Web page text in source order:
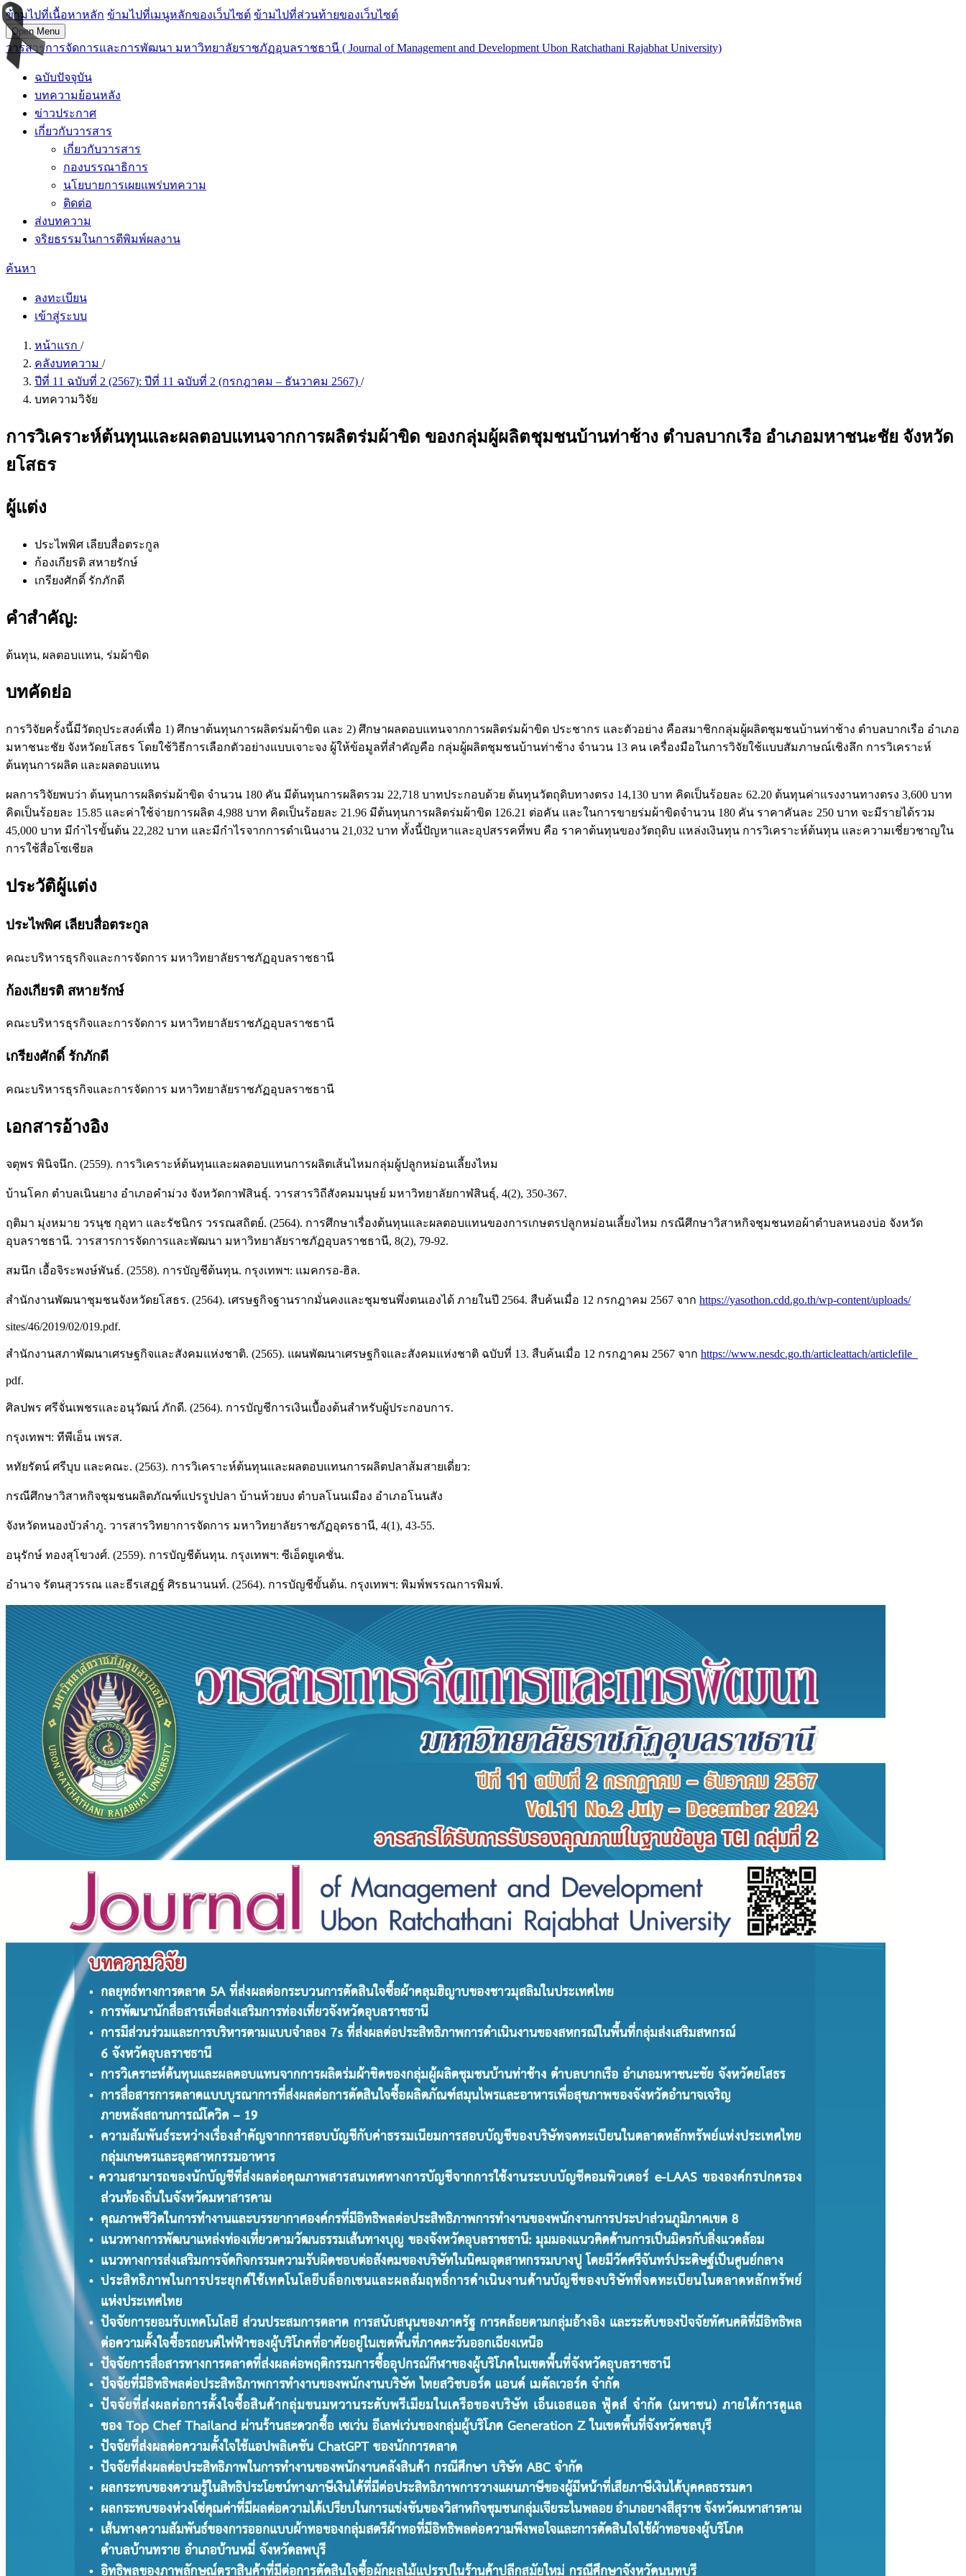
ข้ามไปที่เนื้อหาหลัก ข้ามไปที่เมนูหลักของเว็บไซต์ ข้ามไปที่ส่วนท้ายของเว็บไซต์
Open Menu
วารสารการจัดการและการพัฒนา มหาวิทยาลัยราชภัฏอุบลราชธานี ( Journal of Management and Development Ubon Ratchathani Rajabhat University)
ฉบับปัจจุบัน
บทความย้อนหลัง
ข่าวประกาศ
เกี่ยวกับวารสาร
เกี่ยวกับวารสาร
กองบรรณาธิการ
นโยบายการเผยแพร่บทความ
ติดต่อ
ส่งบทความ
จริยธรรมในการตีพิมพ์ผลงาน
ค้นหา
ลงทะเบียน
เข้าสู่ระบบ
หน้าแรก /
คลังบทความ /
ปีที่ 11 ฉบับที่ 2 (2567): ปีที่ 11 ฉบับที่ 2 (กรกฎาคม – ธันวาคม 2567) /
บทความวิจัย
การวิเคราะห์ต้นทุนและผลตอบแทนจากการผลิตร่มผ้าขิด ของกลุ่มผู้ผลิตชุมชนบ้านท่าช้าง ตำบลบากเรือ อำเภอมหาชนะชัย จังหวัด
ยโสธร
ผู้แต่ง
ประไพพิศ เลียบสื่อตระกูล
ก้องเกียรติ สหายรักษ์
เกรียงศักดิ์ รักภักดี
คำสำคัญ:
ต้นทุน, ผลตอบแทน, ร่มผ้าขิด
บทคัดย่อ
การวิจัยครั้งนี้มีวัตถุประสงค์เพื่อ 1) ศึกษาต้นทุนการผลิตร่มผ้าขิด และ 2) ศึกษาผลตอบแทนจากการผลิตร่มผ้าขิด ประชากร และตัวอย่าง คือสมาชิกกลุ่มผู้ผลิตชุมชนบ้านท่าช้าง ตำบลบากเรือ อำเภอ
มหาชนะชัย จังหวัดยโสธร โดยใช้วิธีการเลือกตัวอย่างแบบเจาะจง ผู้ให้ข้อมูลที่สำคัญคือ กลุ่มผู้ผลิตชุมชนบ้านท่าช้าง จำนวน 13 คน เครื่องมือในการวิจัยใช้แบบสัมภาษณ์เชิงลึก การวิเคราะห์
ต้นทุนการผลิต และผลตอบแทน
ผลการวิจัยพบว่า ต้นทุนการผลิตร่มผ้าขิด จำนวน 180 คัน มีต้นทุนการผลิตรวม 22,718 บาทประกอบด้วย ต้นทุนวัตถุดิบทางตรง 14,130 บาท คิดเป็นร้อยละ 62.20 ต้นทุนค่าแรงงานทางตรง 3,600 บาท
คิดเป็นร้อยละ 15.85 และค่าใช้จ่ายการผลิต 4,988 บาท คิดเป็นร้อยละ 21.96 มีต้นทุนการผลิตร่มผ้าขิด 126.21 ต่อคัน และในการขายร่มผ้าขิดจำนวน 180 คัน ราคาคันละ 250 บาท จะมีรายได้รวม
45,000 บาท มีกำไรขั้นต้น 22,282 บาท และมีกำไรจากการดำเนินงาน 21,032 บาท ทั้งนี้ปัญหาและอุปสรรคที่พบ คือ ราคาต้นทุนของวัตถุดิบ แหล่งเงินทุน การวิเคราะห์ต้นทุน และความเชี่ยวชาญใน
การใช้สื่อโซเชียล
ประวัติผู้แต่ง
ประไพพิศ เลียบสื่อตระกูล
คณะบริหารธุรกิจและการจัดการ มหาวิทยาลัยราชภัฏอุบลราชธานี
ก้องเกียรติ สหายรักษ์
คณะบริหารธุรกิจและการจัดการ มหาวิทยาลัยราชภัฏอุบลราชธานี
เกรียงศักดิ์ รักภักดี
คณะบริหารธุรกิจและการจัดการ มหาวิทยาลัยราชภัฏอุบลราชธานี
เอกสารอ้างอิง
จตุพร พินิจนึก. (2559). การวิเคราะห์ต้นทุนและผลตอบแทนการผลิตเส้นไหมกลุ่มผู้ปลูกหม่อนเลี้ยงไหม
บ้านโคก ตำบลเนินยาง อำเภอคำม่วง จังหวัดกาฬสินธุ์. วารสารวิถีสังคมมนุษย์ มหาวิทยาลัยกาฬสินธุ์, 4(2), 350-367.
ฤติมา มุ่งหมาย วรนุช กุอุทา และรัชนิกร วรรณสถิตย์. (2564). การศึกษาเรื่องต้นทุนและผลตอบแทนของการเกษตรปลูกหม่อนเลี้ยงไหม กรณีศึกษาวิสาหกิจชุมชนทอผ้าตำบลหนองบ่อ จังหวัด
อุบลราชธานี. วารสารการจัดการและพัฒนา มหาวิทยาลัยราชภัฏอุบลราชธานี, 8(2), 79-92.
สมนึก เอื้อจิระพงษ์พันธ์. (2558). การบัญชีต้นทุน. กรุงเทพฯ: แมคกรอ-ฮิล.
สำนักงานพัฒนาชุมชนจังหวัดยโสธร. (2564). เศรษฐกิจฐานรากมั่นคงและชุมชนพึ่งตนเองได้ ภายในปี 2564. สืบค้นเมื่อ 12 กรกฎาคม 2567 จาก https://yasothon.cdd.go.th/wp-content/uploads/
sites/46/2019/02/019.pdf.
สำนักงานสภาพัฒนาเศรษฐกิจและสังคมแห่งชาติ. (2565). แผนพัฒนาเศรษฐกิจและสังคมแห่งชาติ ฉบับที่ 13. สืบค้นเมื่อ 12 กรกฎาคม 2567 จาก https://www.nesdc.go.th/articleattach/articlefile_
pdf.
ศิลปพร ศรีจั่นเพชรและอนุวัฒน์ ภักดี. (2564). การบัญชีการเงินเบื้องต้นสำหรับผู้ประกอบการ.
กรุงเทพฯ: ทีพีเอ็น เพรส.
หทัยรัตน์ ศรีบุบ และคณะ. (2563). การวิเคราะห์ต้นทุนและผลตอบแทนการผลิตปลาส้มสายเดี่ยว:
กรณีศึกษาวิสาหกิจชุมชนผลิตภัณฑ์แปรรูปปลา บ้านห้วยบง ตําบลโนนเมือง อําเภอโนนสัง
จังหวัดหนองบัวลําภู. วารสารวิทยาการจัดการ มหาวิทยาลัยราชภัฏอุดรธานี, 4(1), 43-55.
อนุรักษ์ ทองสุโขวงศ์. (2559). การบัญชีต้นทุน. กรุงเทพฯ: ซีเอ็ดยูเคชั่น.
อํานาจ รัตนสุวรรณ และธีรเสฏฐ์ ศิรธนานนท์. (2564). การบัญชีขั้นต้น. กรุงเทพฯ: พิมพ์พรรณการพิมพ์.